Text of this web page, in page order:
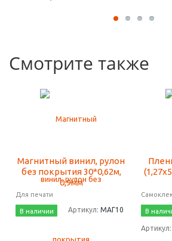
Смотрите также
Магнитный винил, рулон
без покрытия 30*0,62м,
0,9мм
Для печати
В наличии Артикул:МАГ10 В
Артикул: